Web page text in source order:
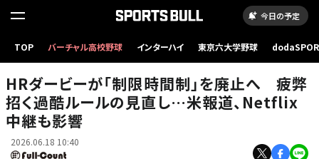
今日の予定
TOP バーチャル高校野球 インターハイ 東京六大学野球
昨年のホームランダービーで優勝したマリナーズのカル・ローリー【写真：ロイター】
HRダービーが「制限時間制」を廃止へ 疲弊
招く過酷ルールの見直し…米報道、Netflix
中継も影響
2026.06.18 10:40